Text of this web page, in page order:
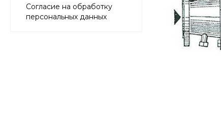
Согласие на обработку
персональных данных